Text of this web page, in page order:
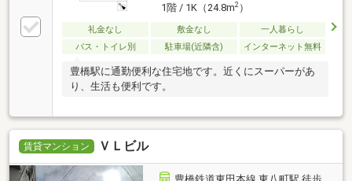
1階 / 1K（24.8m2）
礼金なし 敷金なし
一人暮らし
バス・トイレ別
駐車場(近隣含) インターネット無料
豊橋駅に通勤便利な住宅地です。近くにスーパーがあ
り、生活も便利です。
賃貸マンション ＶＬビル